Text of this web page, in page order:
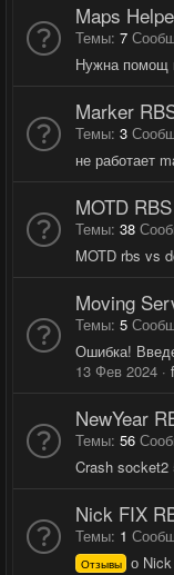
Maps
Темы 7
Нужна помощ
Marker
Темы 3
не работает
MOTD RBS
Темы 38
MOTD rbs vs
Moving
Темы 5
Ошибка!
13 Фев 2024
NewYear
Темы 56
Crash socket2
Nick FIX
Темы 1
Отзывы о